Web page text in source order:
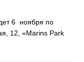
6 ноября по
12, «Marins Park